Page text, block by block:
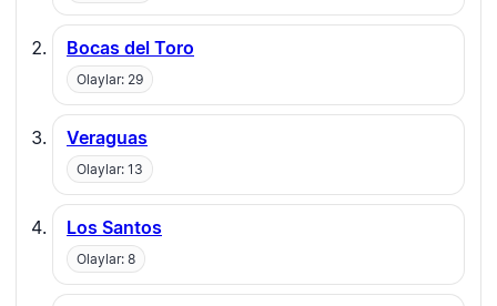
Bocas del Toro
Olaylar: 29
Veraguas
Olaylar: 13
Los Santos
Olaylar: 8